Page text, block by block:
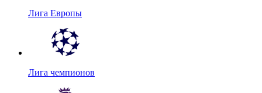
Лига Европы
Лига чемпионов